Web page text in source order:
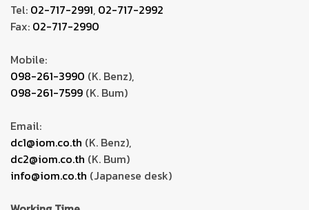
Tel: 02-717-2991, 02-717-2992
Fax: 02-717-2990
Mobile:
098-261-3990 (K. Benz),
098-261-7599 (K. Bum)
Email:
dc1@iom.co.th (K. Benz),
dc2@iom.co.th (K. Bum)
info@iom.co.th (Japanese desk)